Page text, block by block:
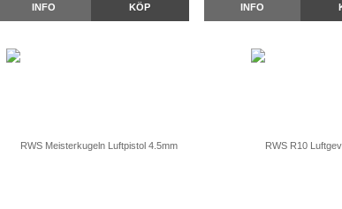
INFO KÖP INFO